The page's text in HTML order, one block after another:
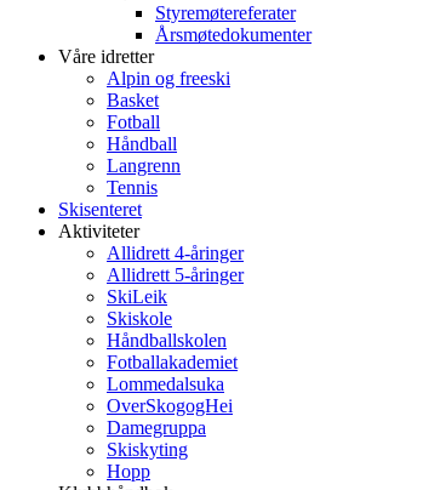
Styremøtereferater
Årsmøtedokumenter
Våre idretter
Alpin og freeski
Basket
Fotball
Håndball
Langrenn
Tennis
Skisenteret
Aktiviteter
Allidrett 4-åringer
Allidrett 5-åringer
SkiLeik
Skiskole
Håndballskolen
Fotballakademiet
Lommedalsuka
OverSkogogHei
Damegruppa
Skiskyting
Hopp